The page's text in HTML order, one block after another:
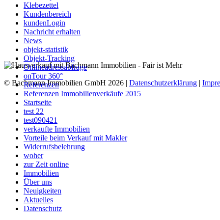
Klebezettel
Kundenbereich
kundenLogin
Nachricht erhalten
News
objekt-statistik
Objekt-Tracking
Onlineadressabfrage
onTour 360°
Referenzen
Referenzen Immobilienverkäufe 2015
Startseite
test 22
test090421
verkaufte Immobilien
Vorteile beim Verkauf mit Makler
Widerrufsbelehrung
woher
zur Zeit online
Immobilien
Über uns
Neuigkeiten
Aktuelles
Datenschutz
© Bachmann Immobilien GmbH 2026 | Datenschutzerklärung |